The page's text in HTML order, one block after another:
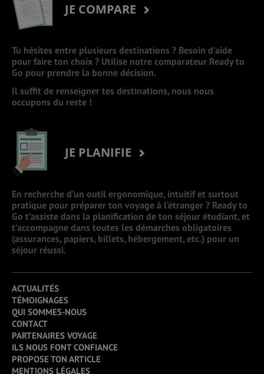
JE COMPARE
Tu hésites entre plusieurs destinations ? Besoin d’aide
pour faire ton choix ? Utilise notre comparateur Ready to
Go pour prendre la bonne décision.
Il suffit de renseigner tes destinations, nous nous
occupons du reste !
JE PLANIFIE
En recherche d’un outil ergonomique, intuitif et surtout
pratique pour préparer ton voyage à l’étranger ? Ready to
Go t’assiste dans la planification de ton séjour étudiant, et
t’accompagne dans toutes les démarches obligatoires
(assurances, papiers, billets, hébergement, etc.) pour un
séjour réussi.
ACTUALITÉS
TÉMOIGNAGES
QUI SOMMES-NOUS
CONTACT
PARTENAIRES VOYAGE
ILS NOUS FONT CONFIANCE
PROPOSE TON ARTICLE
MENTIONS LÉGALES